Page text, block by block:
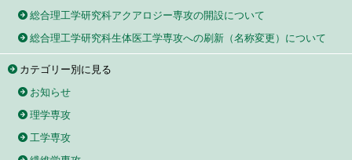
総合理工学研究科アクアロジー専攻の開設について
総合理工学研究科生体医工学専攻への刷新（名称変更）について
カテゴリー別に見る
お知らせ
理学専攻
工学専攻